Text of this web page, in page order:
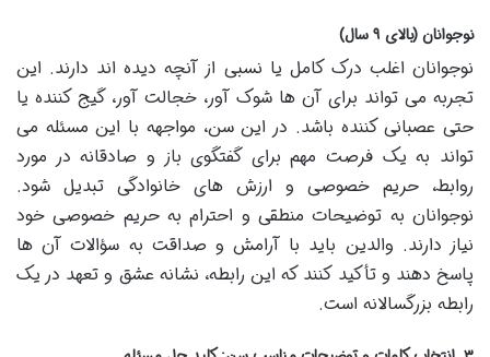
نوجوانان (بالای ۹ سال)
نوجوانان اغلب درک کامل یا نسبی از آنچه دیده اند دارند. این
تجربه می تواند برای آن ها شوک آور، خجالت آور، گیج کننده یا
حتی عصبانی کننده باشد. در این سن، مواجهه با این مسئله می
تواند به یک فرصت مهم برای گفتگوی باز و صادقانه در مورد
روابط، حریم خصوصی و ارزش های خانوادگی تبدیل شود.
نوجوانان به توضیحات منطقی و احترام به حریم خصوصی خود
نیاز دارند. والدین باید با آرامش و صداقت به سؤالات آن ها
پاسخ دهند و تأکید کنند که این رابطه، نشانه عشق و تعهد در یک
رابطه بزرگسالانه است.